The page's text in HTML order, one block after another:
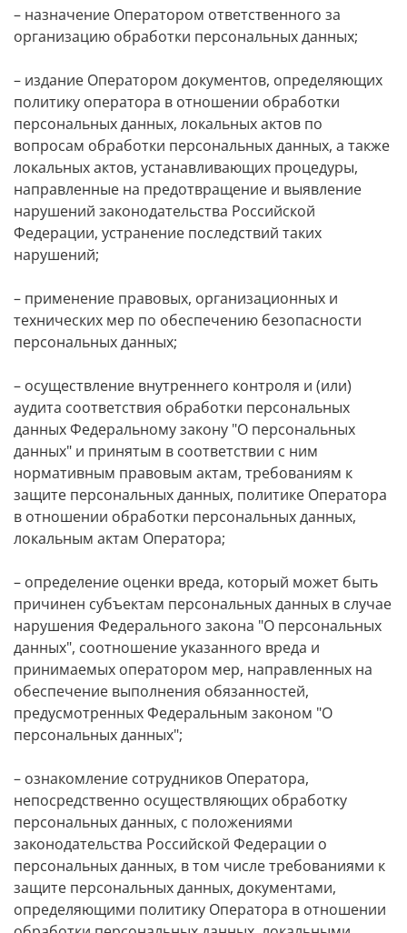
– назначение Оператором ответственного за
организацию обработки персональных данных;
– издание Оператором документов, определяющих
политику оператора в отношении обработки
персональных данных, локальных актов по
вопросам обработки персональных данных, а также
локальных актов, устанавливающих процедуры,
направленные на предотвращение и выявление
нарушений законодательства Российской
Федерации, устранение последствий таких
нарушений;
– применение правовых, организационных и
технических мер по обеспечению безопасности
персональных данных;
– осуществление внутреннего контроля и (или)
аудита соответствия обработки персональных
данных Федеральному закону "О персональных
данных" и принятым в соответствии с ним
нормативным правовым актам, требованиям к
защите персональных данных, политике Оператора
в отношении обработки персональных данных,
локальным актам Оператора;
– определение оценки вреда, который может быть
причинен субъектам персональных данных в случае
нарушения Федерального закона "О персональных
данных", соотношение указанного вреда и
принимаемых оператором мер, направленных на
обеспечение выполнения обязанностей,
предусмотренных Федеральным законом "О
персональных данных";
– ознакомление сотрудников Оператора,
непосредственно осуществляющих обработку
персональных данных, с положениями
законодательства Российской Федерации о
персональных данных, в том числе требованиями к
защите персональных данных, документами,
определяющими политику Оператора в отношении